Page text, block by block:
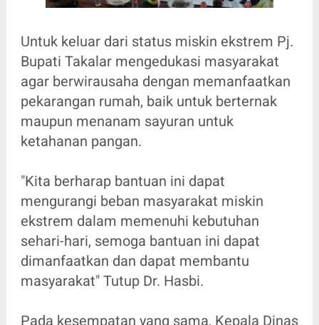
Untuk keluar dari status miskin ekstrem Pj.
Bupati Takalar mengedukasi masyarakat
agar berwirausaha dengan memanfaatkan
pekarangan rumah, baik untuk berternak
maupun menanam sayuran untuk
ketahanan pangan.
"Kita berharap bantuan ini dapat
mengurangi beban masyarakat miskin
ekstrem dalam memenuhi kebutuhan
sehari-hari, semoga bantuan ini dapat
dimanfaatkan dan dapat membantu
masyarakat" Tutup Dr. Hasbi.
Pada kesempatan yang sama, Kepala Dinas